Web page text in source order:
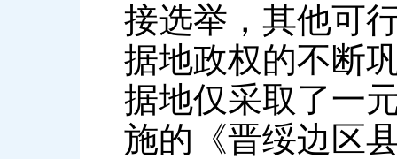
接选举，其他可
据地政权的不断
据地仅采取了一
施的《晋绥边区